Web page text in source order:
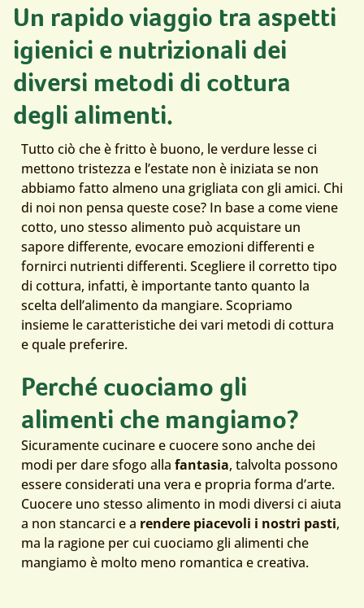
Un rapido viaggio tra aspetti
igienici e nutrizionali dei
diversi metodi di cottura
degli alimenti.
Tutto ciò che è fritto è buono, le verdure lesse ci
mettono tristezza e l’estate non è iniziata se non
abbiamo fatto almeno una grigliata con gli amici. Chi
di noi non pensa queste cose? In base a come viene
cotto, uno stesso alimento può acquistare un
sapore differente, evocare emozioni differenti e
fornirci nutrienti differenti. Scegliere il corretto tipo
di cottura, infatti, è importante tanto quanto la
scelta dell’alimento da mangiare. Scopriamo
insieme le caratteristiche dei vari metodi di cottura
e quale preferire.
Perché cuociamo gli
alimenti che mangiamo?
Sicuramente cucinare e cuocere sono anche dei
modi per dare sfogo alla fantasia, talvolta possono
essere considerati una vera e propria forma d’arte.
Cuocere uno stesso alimento in modi diversi ci aiuta
a non stancarci e a rendere piacevoli i nostri pasti,
ma la ragione per cui cuociamo gli alimenti che
mangiamo è molto meno romantica e creativa.